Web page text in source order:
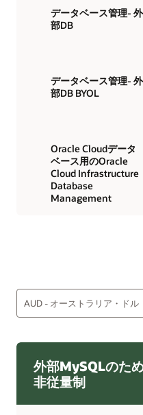
データベース管理- 外
部DB
データベース管理- 外
部DB BYOL
Oracle Cloudデータ
ベース用のOracle
Cloud Infrastructure
Database
Management
外部MySQLのた
非従量制